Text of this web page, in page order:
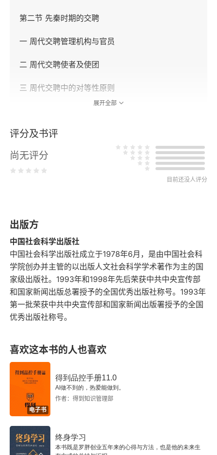
第二节 先秦时期的交聘
一 周代交聘管理机构与官员
二 周代交聘使者及使团
三 周代交聘中的对等性原则
五 聘礼与婚礼的渊源关系
第二章 外交媒介
二 外交使节选拔的特殊性
三 外交使节的任命与派遣
第二节 外交使节的人选
一 外交使节人选的类型
二 外交使节人选的特点
第三节 外交使节职衔
二 使节职衔的特点和类型
第四节 外交使团
一 正使
展开全部
评分及书评
尚无评分
目前还没人评分
出版方
中国社会科学出版社
中国社会科学出版社成立于1978年6月，是由中国社会科
学院创办并主管的以出版人文社会科学学术著作为主的国
家级出版社。1993年和1998年先后荣获中共中央宣传部
和国家新闻出版总署授予的全国优秀出版社称号。1993年
第一批荣获中共中央宣传部和国家新闻出版署授予的全国
优秀出版社称号。
喜欢这本书的人也喜欢
电子书
得到品控手册11.0
AI做不到的，热爱能做到。
作者：得到知识管理部
终身学习
本书既是罗胖创业五年来的心得与方法，也是他的未来生